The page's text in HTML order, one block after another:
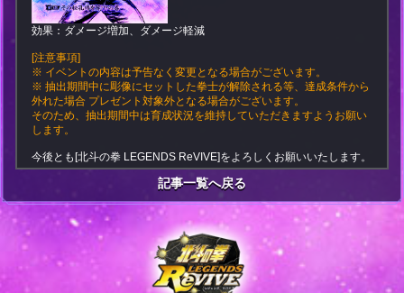
効果：ダメージ増加、ダメージ軽減
[注意事項]
※ イベントの内容は予告なく変更となる場合がございます。
※ 抽出期間中に彫像にセットした拳士が解除される等、達成条件から
外れた場合 プレゼント対象外となる場合がございます。
そのため、抽出期間中は育成状況を維持していただきますようお願い
します。
今後とも[北斗の拳 LEGENDS ReVIVE]をよろしくお願いいたします。
記事一覧へ戻る